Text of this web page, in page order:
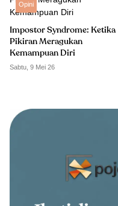
Opini
Impostor Syndrome: Ketika
Pikiran Meragukan
Kemampuan Diri
Sabtu, 9 Mei 26